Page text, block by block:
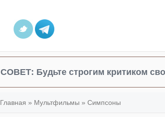
СОВЕТ: Будьте строгим критиком
Главная » Мультфильмы » Симпсоны